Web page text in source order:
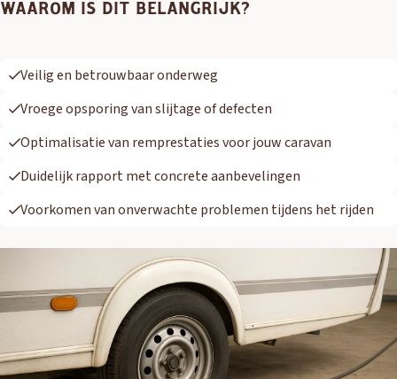
WAAROM IS DIT BELANGRIJK?
Veilig en betrouwbaar onderweg
Vroege opsporing van slijtage of defecten
Optimalisatie van remprestaties voor jouw caravan
Duidelijk rapport met concrete aanbevelingen
Voorkomen van onverwachte problemen tijdens het rijden